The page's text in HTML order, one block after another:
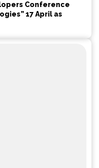
Conference
17 April as